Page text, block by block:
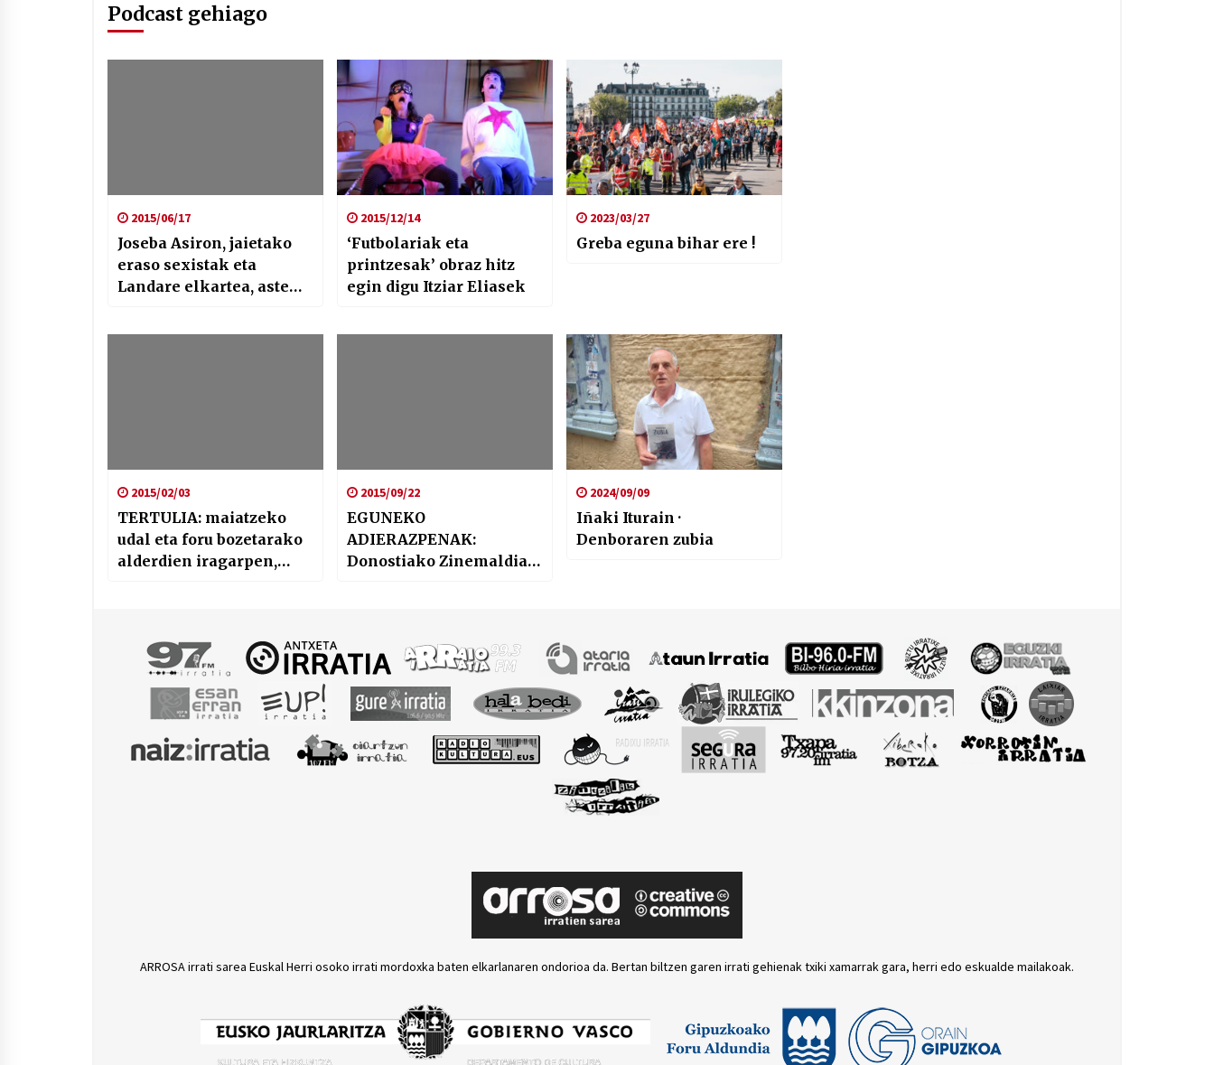
Podcast gehiago
2015/06/17
Joseba Asiron, jaietako
eraso sexistak eta
Landare elkartea, aste
2015/12/14
‘Futbolariak eta
printzesak’ obraz hitz
egin digu Itziar Eliasek
2023/03/27
Greba eguna bihar ere !
2015/02/03
TERTULIA: maiatzeko
udal eta foru bozetarako
alderdien iragarpen,
2015/09/22
EGUNEKO
ADIERAZPENAK:
Donostiako Zinemaldian,
2024/09/09
Iñaki Iturain ·
Denboraren zubia
ARROSA irrati sarea Euskal Herri osoko irrati mordoxka baten elkarlanaren ondorioa da. Bertan biltzen garen irrati gehienak txiki xamarrak gara, herri edo eskualde mailakoak.